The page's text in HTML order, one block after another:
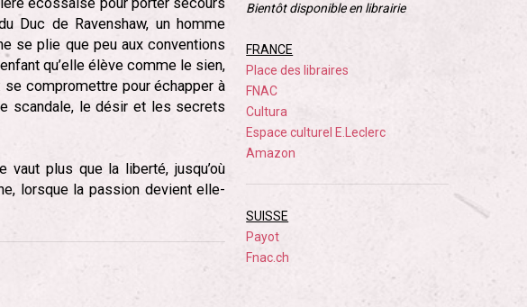
Duc de Ravenshaw, un homme
se plie que peu aux conventions
qu’elle élève comme le sien,
compromettre pour échapper à
scandale, le désir et les secrets
vaut plus que la liberté, jusqu’où
lorsque la passion devient elle-
Bientôt disponible en librairie
FRANCE
Place des libraires
FNAC
Cultura
Espace culturel E.Leclerc
Amazon
SUISSE
Payot
Fnac.ch